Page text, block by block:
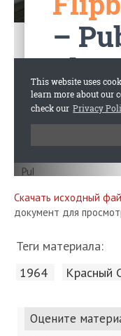
Скачать исходный
документ для
Теги материала:
1964 Красный
Оцените